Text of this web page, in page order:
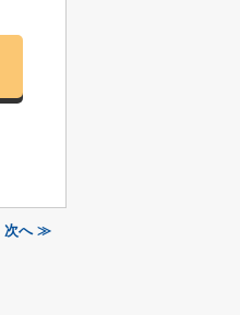
次へ ≫